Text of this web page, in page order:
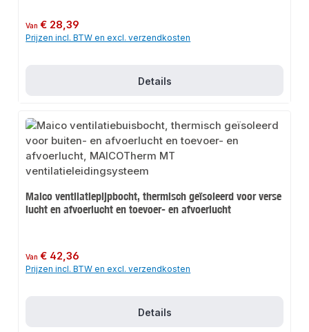
Normale prijs:
Van€ 28,39
Prijzen incl. BTW en excl. verzendkosten
Details
Maico ventilatiepijpbocht, thermisch geïsoleerd voor verse
lucht en afvoerlucht en toevoer- en afvoerlucht
Normale prijs:
Van€ 42,36
Prijzen incl. BTW en excl. verzendkosten
Details